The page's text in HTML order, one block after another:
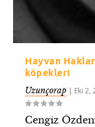
Hayvan
köpekleri
Uzunçorap | Eki 2,
Cengiz